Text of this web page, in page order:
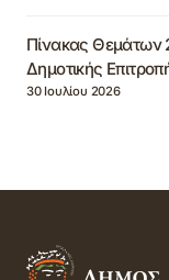
Πίνακας Θεμάτων
Δημοτικής
30 Ιουλίου 2026